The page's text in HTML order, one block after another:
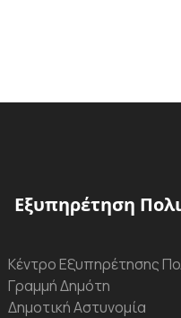
Εξυπηρέτηση
Κέντρο Εξυπηρέτησης
Γραμμή Δημότη
Δημοτική Αστυνομία